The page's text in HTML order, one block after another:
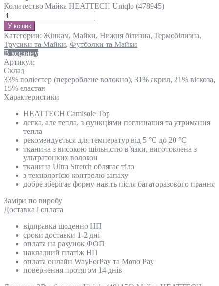
Количество Майка HEATTECH Uniqlo (478945)
У кошик
Категории: Жінкам, Майки, Нижня білизна, Термобілизна,
Трусики та Майки, Футболки та Майки
В корзину
Артикул:
Склад
33% поліестер (перероблене волокно), 31% акрил, 21% віскоза,
15% еластан
Характеристики
HEATTECH Camisole Top
легка, але тепла, з функціями поглинання та утримання
тепла
рекомендується для температур від 5 °C до 20 °C
тканина з високою щільністю в’язки, виготовлена з
ультратонких волокон
тканина Ultra Stretch облягає тіло
з технологією контролю запаху
добре зберігає форму навіть після багаторазового прання
Замiри по виробу
Доставка і оплата
відправка щоденно НП
сроки доставки 1-2 дні
оплата на рахунок ФОП
накладний платіж НП
оплата онлайн WayForPay та Mono Pay
повернення протягом 14 днів